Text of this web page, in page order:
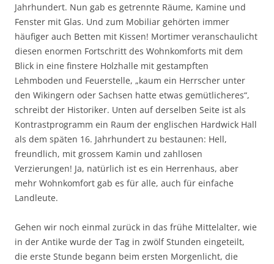
Jahrhundert. Nun gab es getrennte Räume, Kamine und
Fenster mit Glas. Und zum Mobiliar gehörten immer
häufiger auch Betten mit Kissen! Mortimer veranschaulicht
diesen enormen Fortschritt des Wohnkomforts mit dem
Blick in eine finstere Holzhalle mit gestampften
Lehmboden und Feuerstelle, „kaum ein Herrscher unter
den Wikingern oder Sachsen hatte etwas gemütlicheres“,
schreibt der Historiker. Unten auf derselben Seite ist als
Kontrastprogramm ein Raum der englischen Hardwick Hall
als dem späten 16. Jahrhundert zu bestaunen: Hell,
freundlich, mit grossem Kamin und zahllosen
Verzierungen! Ja, natürlich ist es ein Herrenhaus, aber
mehr Wohnkomfort gab es für alle, auch für einfache
Landleute.
Gehen wir noch einmal zurück in das frühe Mittelalter, wie
in der Antike wurde der Tag in zwölf Stunden eingeteilt,
die erste Stunde begann beim ersten Morgenlicht, die